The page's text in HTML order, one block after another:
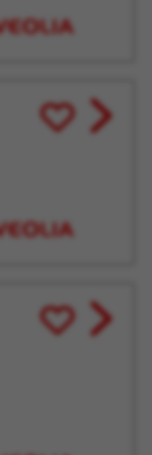
Enregistrer
pour
View
job
Enregistrer
pour
View
job